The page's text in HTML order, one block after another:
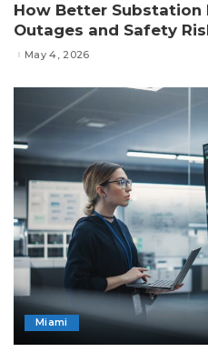
How Better Substation
Outages and Safety
May 4, 2026
Miami